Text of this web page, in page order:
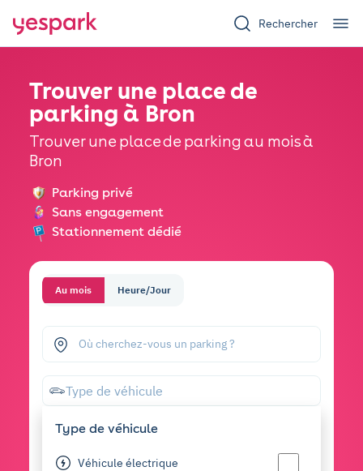
Rechercher
Trouver une place de
parking à Bron
Trouver une place de parking au mois à
Bron
Parking privé
Sans engagement
Stationnement dédié
Heure/Jour
Au mois
Où cherchez-vous un parking ?
Type de véhicule
Type de véhicule
Véhicule électrique